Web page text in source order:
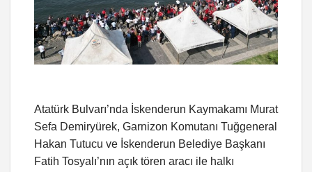
Atatürk Bulvarı’nda İskenderun Kaymakamı Murat
Sefa Demiryürek, Garnizon Komutanı Tuğgeneral
Hakan Tutucu ve İskenderun Belediye Başkanı
Fatih Tosyalı’nın açık tören aracı ile halkı